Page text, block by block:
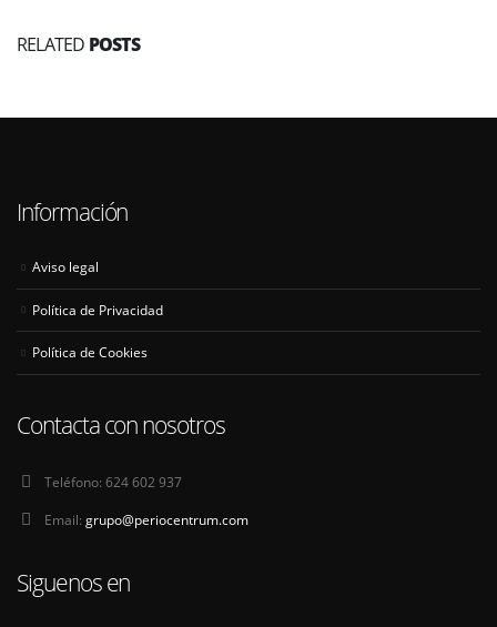
RELATED POSTS
Información
Aviso legal
Política de Privacidad
Política de Cookies
Contacta con nosotros
Teléfono: 624 602 937
Email: grupo@periocentrum.com
Siguenos en